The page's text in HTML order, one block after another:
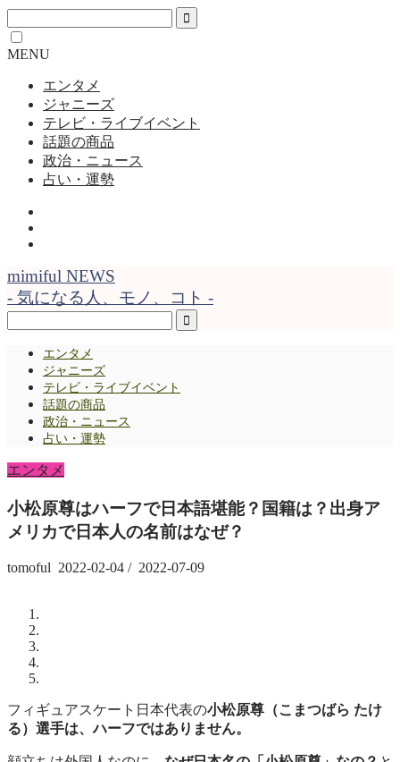
MENU
エンタメ
ジャニーズ
テレビ・ライブイベント
話題の商品
政治・ニュース
占い・運勢
mimiful NEWS
- 気になる人、モノ、コト -
エンタメ
ジャニーズ
テレビ・ライブイベント
話題の商品
政治・ニュース
占い・運勢
エンタメ
小松原尊はハーフで日本語堪能？国籍は？出身ア
メリカで日本人の名前はなぜ？
tomoful 2022-02-04 / 2022-07-09
フィギュアスケート日本代表の小松原尊（こまつばら たけ
る）選手は、ハーフではありません。